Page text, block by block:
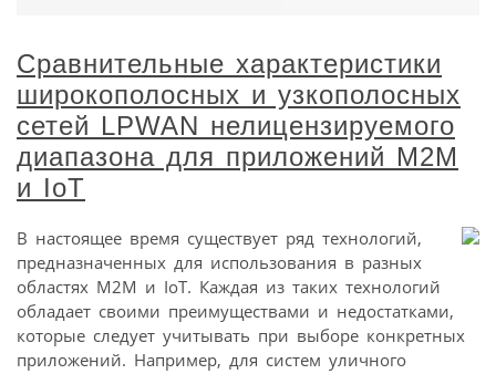
Сравнительные характеристики
широкополосных и узкополосных
сетей LPWAN нелицензируемого
диапазона для приложений М2М
и IoT
В настоящее время существует ряд технологий,
предназначенных для использования в разных
областях M2M и IoT. Каждая из таких технологий
обладает своими преимуществами и недостатками,
которые следует учитывать при выборе конкретных
приложений. Например, для систем уличного